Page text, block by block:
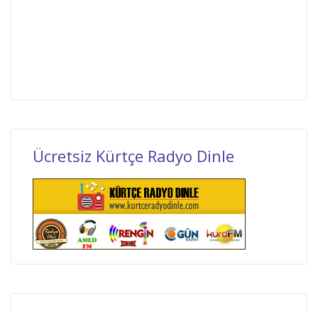
Ücretsiz Kürtçe Radyo Dinle